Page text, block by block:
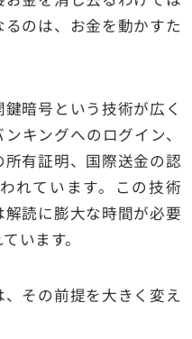
のは、お金を動かすた
暗号という技術が広く
キングへのログイン、
有証明、国際送金の認
れています。この技術
読に膨大な時間が必要
います。
その前提を大きく変え